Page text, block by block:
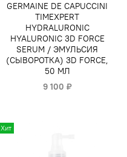
GERMAINE DE CAPUCCINI
TIMEXPERT
HYDRALURONIC
HYALURONIC 3D FORCE
SERUM / ЭМУЛЬСИЯ
(СЫВОРОТКА) 3D FORCE,
50 МЛ
9 100 ₽
Хит